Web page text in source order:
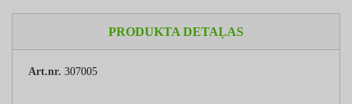
PRODUKTA DETAĻAS
Art.nr. 307005